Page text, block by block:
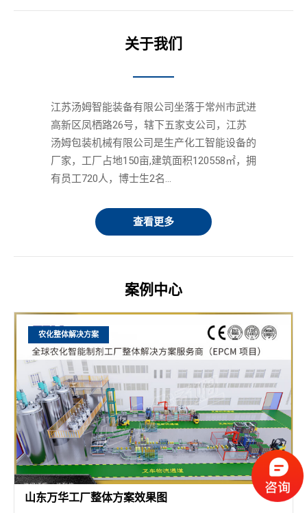
关于我们
江苏汤姆智能装备有限公司坐落于常州市武进
高新区凤栖路26号，辖下五家支公司，江苏
汤姆包装机械有限公司是生产化工智能设备的
厂家，工厂占地150亩,建筑面积120558㎡，拥
有员工720人，博士生2名...
查看更多
案例中心
农化整体解决方案
山东万华工厂整体方案效果图